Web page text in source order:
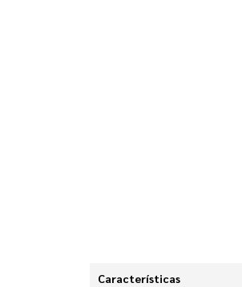
Características